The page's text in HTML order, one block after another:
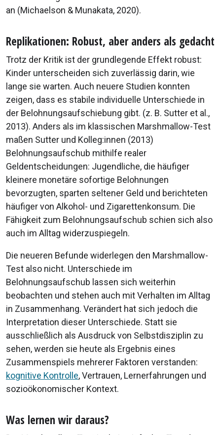
an (Michaelson & Munakata, 2020).
Replikationen: Robust, aber anders als gedacht
Trotz der Kritik ist der grundlegende Effekt robust:
Kinder unterscheiden sich zuverlässig darin, wie
lange sie warten. Auch neuere Studien konnten
zeigen, dass es stabile individuelle Unterschiede in
der Belohnungsaufschiebung gibt. (z. B. Sutter et al.,
2013). Anders als im klassischen Marshmallow-Test
maßen Sutter und Kolleg:innen (2013)
Belohnungsaufschub mithilfe realer
Geldentscheidungen: Jugendliche, die häufiger
kleinere monetäre sofortige Belohnungen
bevorzugten, sparten seltener Geld und berichteten
häufiger von Alkohol- und Zigarettenkonsum. Die
Fähigkeit zum Belohnungsaufschub schien sich also
auch im Alltag widerzuspiegeln.
Die neueren Befunde widerlegen den Marshmallow-
Test also nicht. Unterschiede im
Belohnungsaufschub lassen sich weiterhin
beobachten und stehen auch mit Verhalten im Alltag
in Zusammenhang. Verändert hat sich jedoch die
Interpretation dieser Unterschiede. Statt sie
ausschließlich als Ausdruck von Selbstdisziplin zu
sehen, werden sie heute als Ergebnis eines
Zusammenspiels mehrerer Faktoren verstanden:
kognitive Kontrolle, Vertrauen, Lernerfahrungen und
sozioökonomischer Kontext.
Was lernen wir daraus?